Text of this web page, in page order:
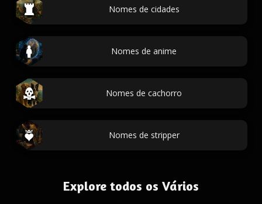
Nomes de cidades
Nomes de anime
Nomes de cachorro
Nomes de stripper
Explore todos os Vários